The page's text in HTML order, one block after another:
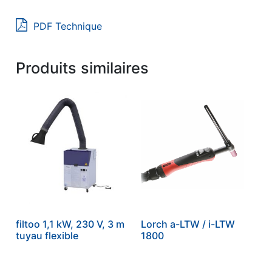
PDF Technique
Produits similaires
filtoo 1,1 kW, 230 V, 3 m
tuyau flexible
Lorch a-LTW / i-LTW
1800